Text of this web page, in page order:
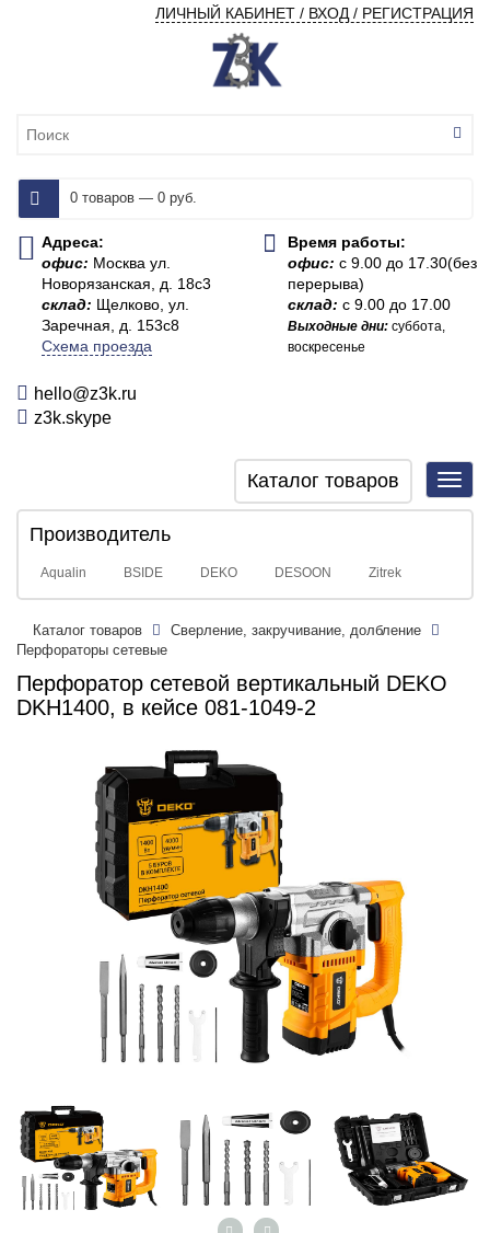
ЛИЧНЫЙ КАБИНЕТ / ВХОД / РЕГИСТРАЦИЯ
0 товаров — 0 руб.
Адреса:
офис: Москва ул.
Новорязанская, д. 18с3
склад: Щелково, ул.
Заречная, д. 153с8
Схема проезда
Время работы:
офис:с 9.00 до 17.30(без
перерыва)
склад:с 9.00 до 17.00
Выходные дни:суббота,
воскресенье
hello@z3k.ru
z3k.skype
Каталог товаров
Производитель
Aqualin BSIDE DEKO DESOON Zitrek
Каталог товаров
Сверление, закручивание, долбление
Перфораторы сетевые
Перфоратор сетевой вертикальный DEKO
DKH1400, в кейсе 081-1049-2